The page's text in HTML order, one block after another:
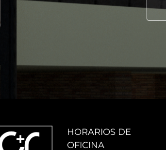
HORARIOS DE
OFICINA